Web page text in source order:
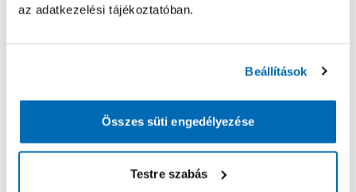
az adatkezelési tájékoztatóban.
Beállítások
Összes süti engedélyezése
Testre szabás